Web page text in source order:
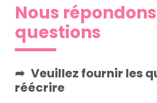
Nous
questions
Veuillez fournir les
réécrire